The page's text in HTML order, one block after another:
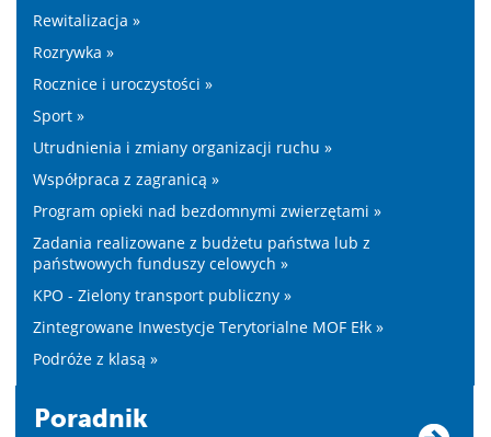
Rewitalizacja »
Rozrywka »
Rocznice i uroczystości »
Sport »
Utrudnienia i zmiany organizacji ruchu »
Współpraca z zagranicą »
Program opieki nad bezdomnymi zwierzętami »
Zadania realizowane z budżetu państwa lub z
państwowych funduszy celowych »
KPO - Zielony transport publiczny »
Zintegrowane Inwestycje Terytorialne MOF Ełk »
Podróże z klasą »
Poradnik